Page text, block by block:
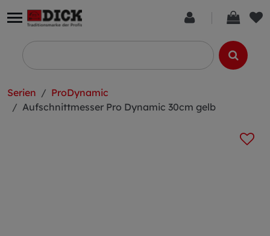
Serien
ProDynamic
Aufschnittmesser Pro Dynamic 30cm gelb